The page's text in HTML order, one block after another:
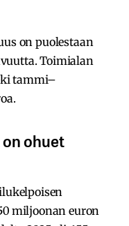
on puolestaan
Toimialan
tammi–
ohuet
miljoonan euron